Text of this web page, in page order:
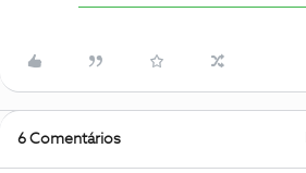
6 Comentários